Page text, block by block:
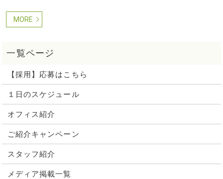
MORE
【採用】応募はこちら
１日のスケジュール
オフィス紹介
ご紹介キャンペーン
スタッフ紹介
メディア掲載一覧